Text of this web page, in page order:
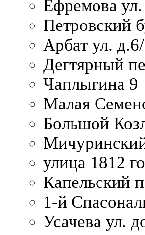
Ефремова
Петровский
Арбат ул.
Дегтярный
Чаплыгина 9
Малая
Большой
улица 1812
Капельский
1-й
Усачева ул.